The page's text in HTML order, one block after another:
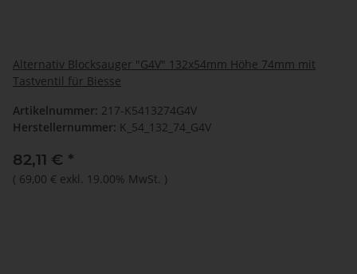
Alternativ Blocksauger "G4V" 132x54mm Höhe 74mm mit
Tastventil für Biesse
Artikelnummer: 217-K5413274G4V
Herstellernummer: K_54_132_74_G4V
82,11 € *
( 69,00 € exkl. 19.00% MwSt. )